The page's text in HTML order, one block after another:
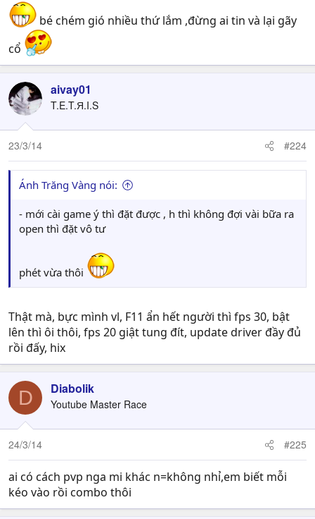
bé chém gió nhiều thứ lắm ,đừng ai tin và lại gãy
cổ
aivay01
T.E.T.Я.I.S
23/3/14 #224
Ánh Trăng Vàng nói:
- mới cài game ý thì đặt được , h thì không đợi vài bữa ra
open thì đặt vô tư
phét vừa thôi
Thật mà, bực mình vl, F11 ẩn hết người thì fps 30, bật
lên thì ôi thôi, fps 20 giật tung đít, update driver đầy đủ
rồi đấy, hix
D Diabolik
Youtube Master Race
24/3/14 #225
ai có cách pvp nga mi khác n=không nhỉ,em biết mỗi
kéo vào rồi combo thôi